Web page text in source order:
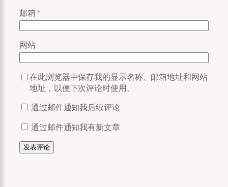
邮箱*
网站
在此浏览器中保存我的显示名称、邮箱地址和网站
地址，以便下次评论时使用。
通过邮件通知我后续评论
通过邮件通知我有新文章